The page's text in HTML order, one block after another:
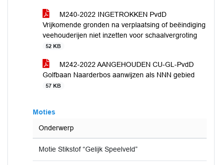
M240-2022 INGETROKKEN PvdD
Vrijkomende gronden na verplaatsing of beëindiging
veehouderijen niet inzetten voor schaalvergroting
52 KB
M242-2022 AANGEHOUDEN CU-GL-PvdD
Golfbaan Naarderbos aanwijzen als NNN gebied
57 KB
Moties
Onderwerp
Motie Stikstof “Gelijk Speelveld”